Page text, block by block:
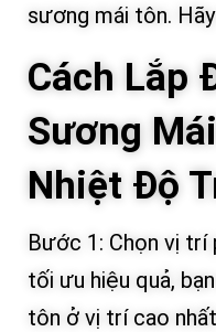
sương mái tôn.
Cách Lắp
Sương
Nhiệt Độ
Bước 1: Chọn vị
tối ưu hiệu quả,
tôn ở vị trí cao